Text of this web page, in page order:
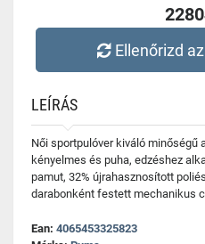
Ellenőrizd
LEÍRÁS
Női sportpulóver kiváló minőségű
kényelmes és puha, edzéshez
pamut, 32% újrahasznosított
darabonként festett mechanikus
Ean: 4065453325823